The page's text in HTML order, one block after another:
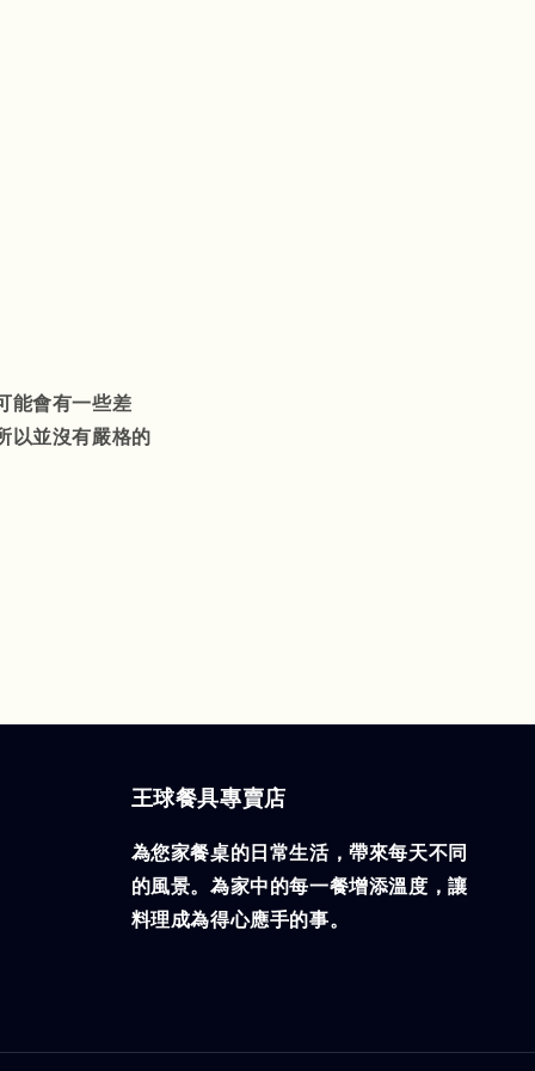
能會有一些差
以並沒有嚴格的
王球餐具專賣店
為您家餐桌的日常生活，帶來每天不同
的風景。為家中的每一餐增添溫度，讓
料理成為得心應手的事。